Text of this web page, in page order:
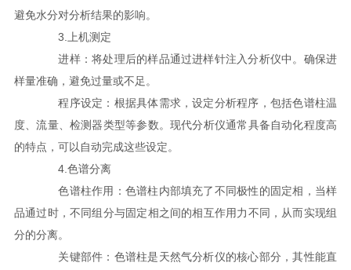
避免水分对分析结果的影响。
3.上机测定
进样：将处理后的样品通过进样针注入分析仪中。确保进
样量准确，避免过量或不足。
程序设定：根据具体需求，设定分析程序，包括色谱柱温
度、流量、检测器类型等参数。现代分析仪通常具备自动化程度高
的特点，可以自动完成这些设定。
4.色谱分离
色谱柱作用：色谱柱内部填充了不同极性的固定相，当样
品通过时，不同组分与固定相之间的相互作用力不同，从而实现组
分的分离。
关键部件：色谱柱是天然气分析仪的核心部分，其性能直